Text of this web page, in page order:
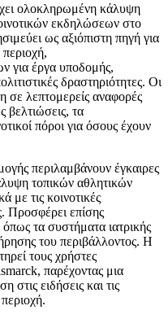
ολοκληρωμένη κάλυψη
εκδηλώσεων στο
ως αξιόπιστη πηγή για
περιοχή,
για έργα υποδομής,
δραστηριότητες. Οι
σε λεπτομερείς αναφορές
βελτιώσεις, τα
πόροι για όσους έχουν
περιλαμβάνουν έγκαιρες
τοπικών αθλητικών
με τις κοινοτικές
Προσφέρει επίσης
τα συστήματα ιατρικής
του περιβάλλοντος. Η
τους χρήστες
παρέχοντας μια
στις ειδήσεις και τις